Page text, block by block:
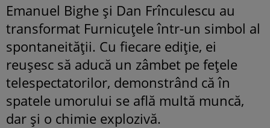
Emanuel Bighe și Dan Frînculescu au
transformat Furnicuțele într-un simbol al
spontaneității. Cu fiecare ediție, ei
reușesc să aducă un zâmbet pe fețele
telespectatorilor, demonstrând că în
spatele umorului se află multă muncă,
dar și o chimie explozivă.